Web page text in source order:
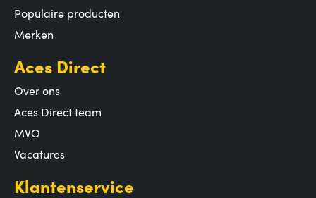
Populaire producten
Merken
Aces Direct
Over ons
Aces Direct team
MVO
Vacatures
Klantenservice